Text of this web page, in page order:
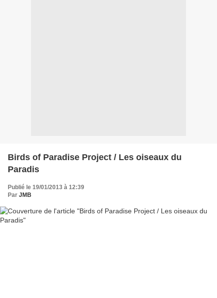
Birds of Paradise Project / Les oiseaux du
Paradis
Publié le 19/01/2013 à 12:39
Par JMB